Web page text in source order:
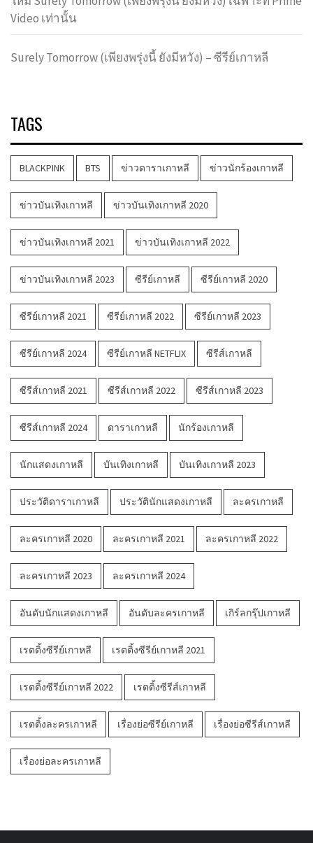
Video เท่านั้น
Surely Tomorrow (เพียงพรุ่งนี้ ยังมีหวัง) – ซีรีย์เกาหลี
TAGS
BLACKPINK BTS ข่าวดาราเกาหลี ข่าวนักร้องเกาหลี
ข่าวบันเทิงเกาหลี ข่าวบันเทิงเกาหลี 2020
ข่าวบันเทิงเกาหลี 2021 ข่าวบันเทิงเกาหลี 2022
ข่าวบันเทิงเกาหลี 2023 ซีรีย์เกาหลี ซีรีย์เกาหลี 2020
ซีรีย์เกาหลี 2021 ซีรีย์เกาหลี 2022 ซีรีย์เกาหลี 2023
ซีรีย์เกาหลี 2024 ซีรีย์เกาหลี NETFLIX ซีรีส์เกาหลี
ซีรีส์เกาหลี 2021 ซีรีส์เกาหลี 2022 ซีรีส์เกาหลี 2023
ซีรีส์เกาหลี 2024 ดาราเกาหลี นักร้องเกาหลี
นักแสดงเกาหลี บันเทิงเกาหลี บันเทิงเกาหลี 2023
ประวัติดาราเกาหลี ประวัตินักแสดงเกาหลี ละครเกาหลี
ละครเกาหลี 2020 ละครเกาหลี 2021 ละครเกาหลี 2022
ละครเกาหลี 2023 ละครเกาหลี 2024
อันดับนักแสดงเกาหลี อันดับละครเกาหลี เกิร์ลกรุ๊ปเกาหลี
เรตติ้งซีรีย์เกาหลี เรตติ้งซีรีย์เกาหลี 2021
เรตติ้งซีรีย์เกาหลี 2022 เรตติ้งซีรีส์เกาหลี
เรตติ้งละครเกาหลี เรื่องย่อซีรีย์เกาหลี เรื่องย่อซีรีส์เกาหลี
เรื่องย่อละครเกาหลี